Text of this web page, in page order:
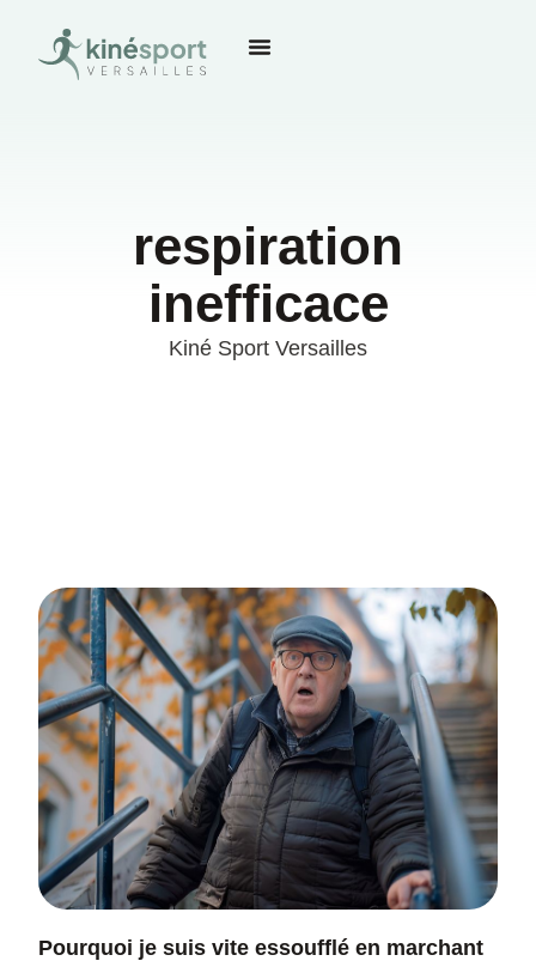
respiration
inefficace
Kiné Sport Versailles
Pourquoi je suis vite essoufflé en marchant